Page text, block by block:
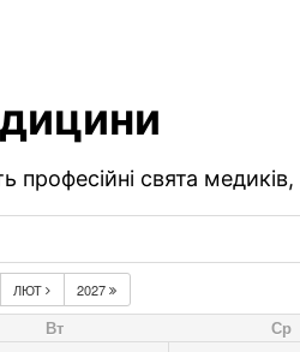
свята
ЛЮТ 2027
Вт Ср